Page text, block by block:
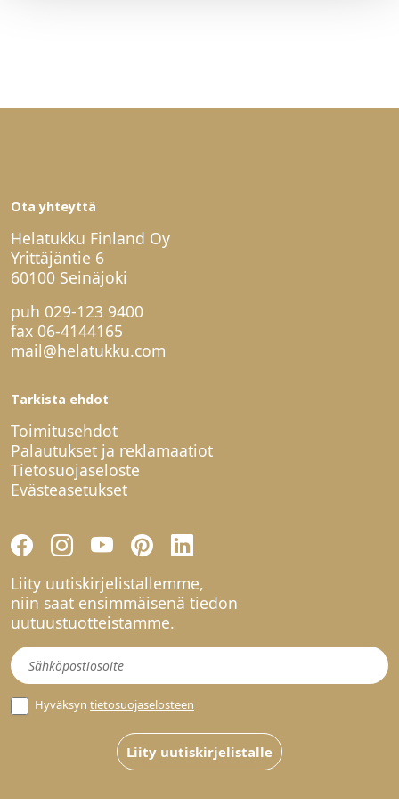
Ota yhteyttä
Helatukku Finland Oy
Yrittäjäntie 6
60100 Seinäjoki
puh 029-123 9400
fax 06-4144165
mail@helatukku.com
Tarkista ehdot
Toimitusehdot
Palautukset ja reklamaatiot
Tietosuojaseloste
Evästeasetukset
Liity uutiskirjelistallemme,
niin saat ensimmäisenä tiedon
uutuustuotteistamme.
Uutiskirje
Hyväksyn tietosuojaselosteen
Liity uutiskirjelistalle